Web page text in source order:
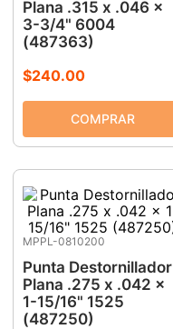
Plana .315 x .046 x
3-3/4" 6004
(487363)
$240.00
MPPL-0810200
Punta Destornillador
Plana .275 x .042 x
1-15/16" 1525
(487250)